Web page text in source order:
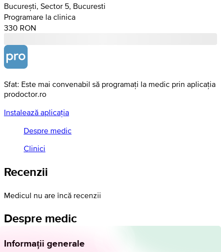
București, Sector 5, Bucuresti
Programare la clinica
330 RON
Sfat: Este mai convenabil să programați la medic prin aplicația
prodoctor.ro
Instalează aplicația
Despre medic
Clinici
Recenzii
Medicul nu are încă recenzii
Despre medic
Informații generale